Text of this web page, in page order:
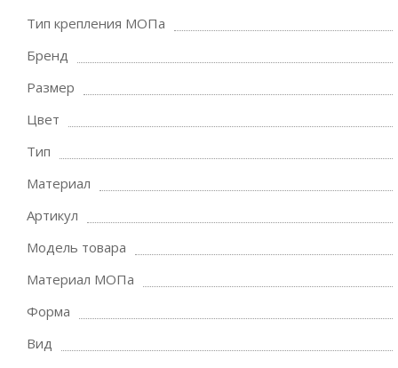
Тип крепления МОПа
Бренд
Размер
Цвет
Тип
Материал
Артикул
Модель товара
Материал МОПа
Форма
Вид